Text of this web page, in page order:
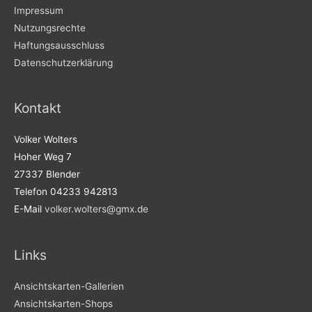
Impressum
Nutzungsrechte
Haftungsausschluss
Datenschutzerklärung
Kontakt
Volker Wolters
Hoher Weg 7
27337 Blender
Telefon 04233 942813
E-Mail volker.wolters@gmx.de
Links
Ansichtskarten-Gallerien
Ansichtskarten-Shops